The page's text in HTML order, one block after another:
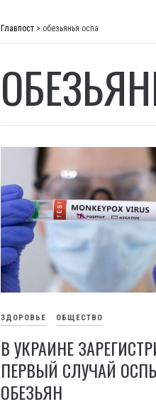
Главпост > обезьянья оспа
ЗДОРОВЬЕ ОБЩЕСТВО
В УКРАИНЕ
ПЕРВЫЙ СЛУЧАЙ
ОБЕЗЬЯН